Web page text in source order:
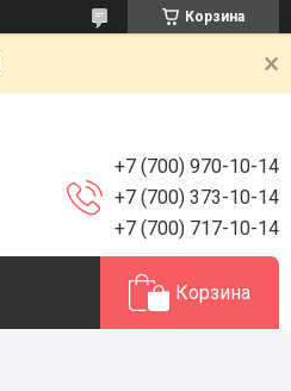
Корзина
+7 (700) 970-10-14
+7 (700) 373-10-14
+7 (700) 717-10-14
Корзина